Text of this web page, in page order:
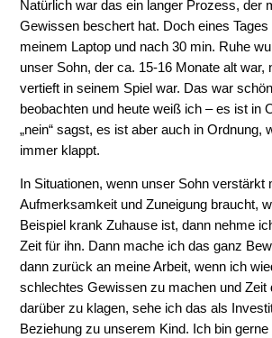
Natürlich war das ein langer Prozess, der
Gewissen beschert hat. Doch eines
meinem Laptop und nach 30 min. Ruhe
unser Sohn, der ca. 15-16 Monate alt war,
vertieft in seinem Spiel war. Das war
beobachten und heute weiß ich – es ist in
„nein“ sagst, es ist aber auch in Ordnung,
immer klappt.
In Situationen, wenn unser Sohn verstärkt
Aufmerksamkeit und Zuneigung braucht,
Beispiel krank Zuhause ist, dann nehme
Zeit für ihn. Dann mache ich das ganz
dann zurück an meine Arbeit, wenn ich
schlechtes Gewissen zu machen und Zeit
darüber zu klagen, sehe ich das als
Beziehung zu unserem Kind. Ich bin